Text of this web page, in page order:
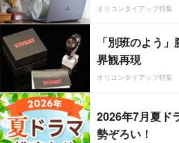
オリコンタイアップ特集
「別班のよう
界観再現
オリコンタイアップ特集
2026年7月夏ド
勢ぞろい！